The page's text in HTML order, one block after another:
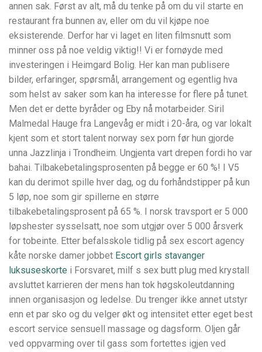
annen sak. Først av alt, må du tenke på om du vil starte en
restaurant fra bunnen av, eller om du vil kjøpe noe
eksisterende. Derfor har vi laget en liten filmsnutt som
minner oss på noe veldig viktig!! Vi er fornøyde med
investeringen i Heimgard Bolig. Her kan man publisere
bilder, erfaringer, spørsmål, arrangement og egentlig hva
som helst av saker som kan ha interesse for flere på tunet.
Men det er dette byråder og Eby nå motarbeider. Siril
Malmedal Hauge fra Langevåg er midt i 20-åra, og var lokalt
kjent som et stort talent norway sex porn før hun gjorde
unna Jazzlinja i Trondheim. Ungjenta vart drepen fordi ho var
bahai. Tilbakebetalingsprosenten på begge er 60 %! I V5
kan du derimot spille hver dag, og du forhåndstipper på kun
5 løp, noe som gir spillerne en større
tilbakebetalingsprosent på 65 %. I norsk travsport er 5 000
løpshester sysselsatt, noe som utgjør over 5 000 årsverk
for tobeinte. Etter befalsskole tidlig på sex escort agency
kåte norske damer jobbet Escort girls stavanger
luksuseskorte i Forsvaret, milf s sex butt plug med krystall
avsluttet karrieren der mens han tok høgskoleutdanning
innen organisasjon og ledelse. Du trenger ikke annet utstyr
enn et par sko og du velger økt og intensitet etter eget best
escort service sensuell massage og dagsform. Oljen går
ved oppvarming over til gass som fortettes igjen ved